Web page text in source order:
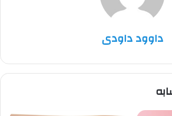
داوود داودی